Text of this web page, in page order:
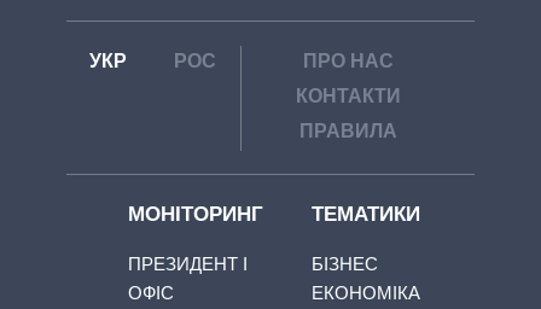
УКР РОС
ПРО НАС
КОНТАКТИ
ПРАВИЛА
МОНІТОРИНГ
ПРЕЗИДЕНТ І
ОФІС
ТЕМАТИКИ
БІЗНЕС
ЕКОНОМІКА